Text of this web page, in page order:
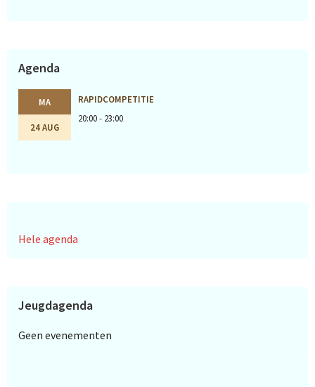
Agenda
MA
24 AUG
RAPIDCOMPETITIE
20:00 - 23:00
Hele agenda
Jeugdagenda
Geen evenementen